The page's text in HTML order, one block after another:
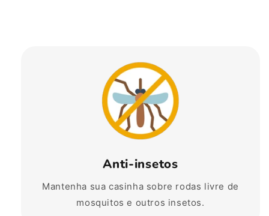
Anti-insetos
Mantenha sua casinha sobre rodas livre de
mosquitos e outros insetos.